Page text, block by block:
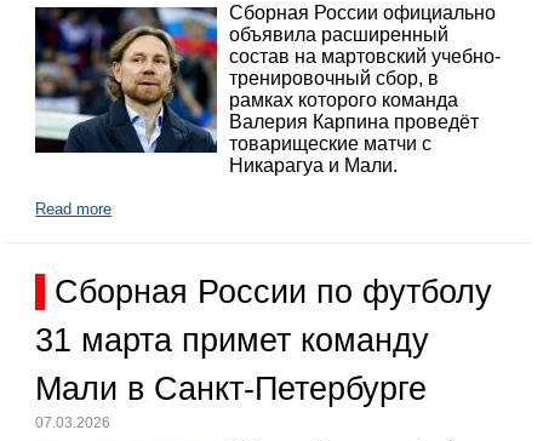
Сборная России официально
объявила расширенный
состав на мартовский учебно-
тренировочный сбор, в
рамках которого команда
Валерия Карпина проведёт
товарищеские матчи с
Никарагуа и Мали.
Read more
Сборная России по футболу
31 марта примет команду
Мали в Санкт-Петербурге
07.03.2026